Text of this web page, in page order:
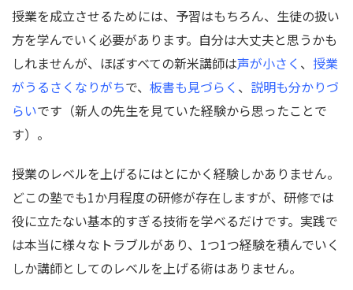
授業を成立させるためには、予習はもちろん、生徒の扱い
方を学んでいく必要があります。自分は大丈夫と思うかも
しれませんが、ほぼすべての新米講師は声が小さく 、 授業
がうるさくなりがちで、 板書も見づらく 、 説明も分かりづ
らいです（新人の先生を見ていた経験から思ったことで
す）。
授業のレベルを上げるにはとにかく経験しかありません。
どこの塾でも1か月程度の研修が存在しますが、研修では
役に立たない基本的すぎる技術を学べるだけです。実践で
は本当に様々なトラブルがあり、1つ1つ経験を積んでいく
しか講師としてのレベルを上げる術はありません。